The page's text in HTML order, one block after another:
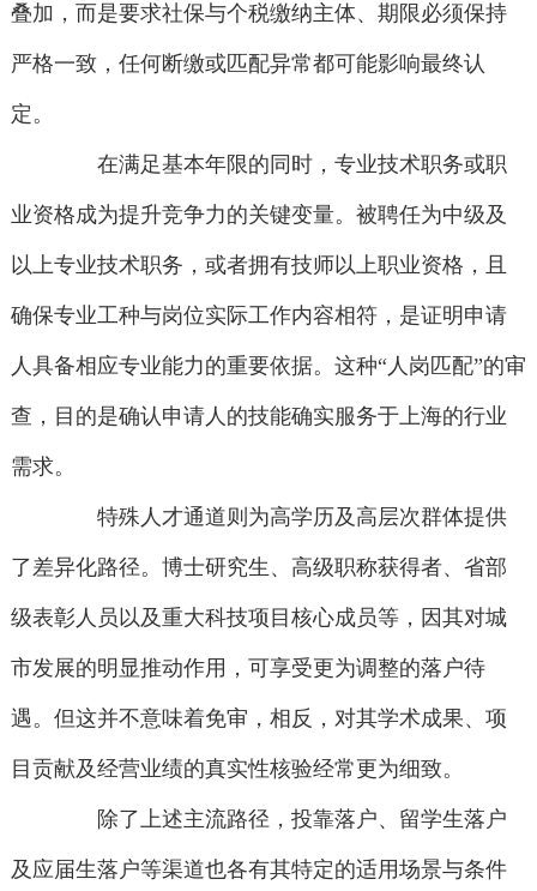
叠加，而是要求社保与个税缴纳主体、期限必须保持
严格一致，任何断缴或匹配异常都可能影响最终认
定。
在满足基本年限的同时，专业技术职务或职
业资格成为提升竞争力的关键变量。被聘任为中级及
以上专业技术职务，或者拥有技师以上职业资格，且
确保专业工种与岗位实际工作内容相符，是证明申请
人具备相应专业能力的重要依据。这种“人岗匹配”的审
查，目的是确认申请人的技能确实服务于上海的行业
需求。
特殊人才通道则为高学历及高层次群体提供
了差异化路径。博士研究生、高级职称获得者、省部
级表彰人员以及重大科技项目核心成员等，因其对城
市发展的明显推动作用，可享受更为调整的落户待
遇。但这并不意味着免审，相反，对其学术成果、项
目贡献及经营业绩的真实性核验经常更为细致。
除了上述主流路径，投靠落户、留学生落户
及应届生落户等渠道也各有其特定的适用场景与条件